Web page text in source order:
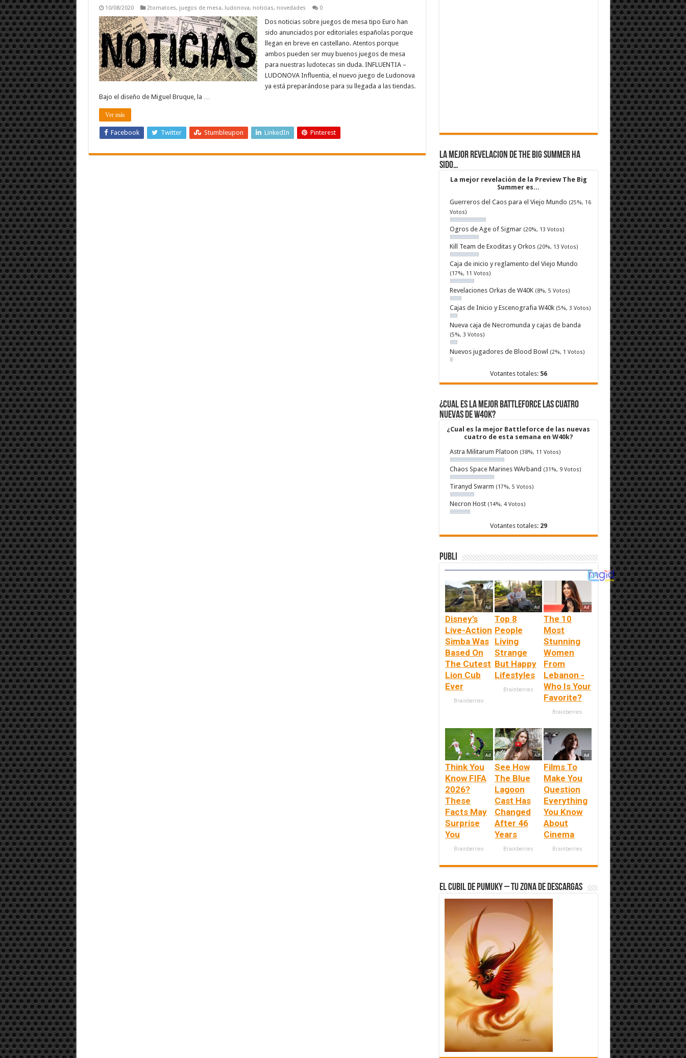
10/08/2020 2tomatoes, juegos de mesa, ludonova, noticias, novedades 0
Dos noticias sobre juegos de mesa tipo Euro han
sido anunciados por editoriales españolas porque
llegan en breve en castellano. Atentos porque
ambos pueden ser muy buenos juegos de mesa
para nuestras ludotecas sin duda. INFLUENTIA –
LUDONOVA Influentia, el nuevo juego de Ludonova
ya está preparándose para su llegada a las tiendas.
Bajo el diseño de Miguel Bruque, la …
Ver más
Facebook Twitter Stumbleupon LinkedIn Pinterest
La mejor revelacion de The Big Summer ha
sido…
La mejor revelación de la Preview The Big
Summer es...
Guerreros del Caos para el Viejo Mundo (25%, 16
Votos)
Ogros de Age of Sigmar (20%, 13 Votos)
Kill Team de Exoditas y Orkos (20%, 13 Votos)
Caja de inicio y reglamento del Viejo Mundo
(17%, 11 Votos)
Revelaciones Orkas de W40K (8%, 5 Votos)
Cajas de Inicio y Escenografia W40k (5%, 3 Votos)
Nueva caja de Necromunda y cajas de banda
(5%, 3 Votos)
Nuevos jugadores de Blood Bowl (2%, 1 Votos)
Votantes totales: 56
¿Cual es la mejor Battleforce las cuatro
nuevas de W40k?
¿Cual es la mejor Battleforce de las nuevas
cuatro de esta semana en W40k?
Astra Militarum Platoon (38%, 11 Votos)
Chaos Space Marines WArband (31%, 9 Votos)
Tiranyd Swarm (17%, 5 Votos)
Necron Host (14%, 4 Votos)
Votantes totales: 29
Publi
Disney’s
Live-Action
Simba Was
Based On
The Cutest
Lion Cub
Ever
Brainberries
Top 8
People
Living
Strange
But Happy
Lifestyles
Brainberries
The 10
Most
Stunning
Women
From
Lebanon -
Who Is Your
Favorite?
Brainberries
Think You
Know FIFA
2026?
These
Facts May
Surprise
You
Brainberries
See How
The Blue
Lagoon
Cast Has
Changed
After 46
Years
Brainberries
Films To
Make You
Question
Everything
You Know
About
Cinema
Brainberries
El Cubil de Pumuky – Tu zona de Descargas